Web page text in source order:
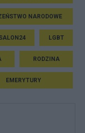
NARODOWE
LGBT
RODZINA
EMERYTURY